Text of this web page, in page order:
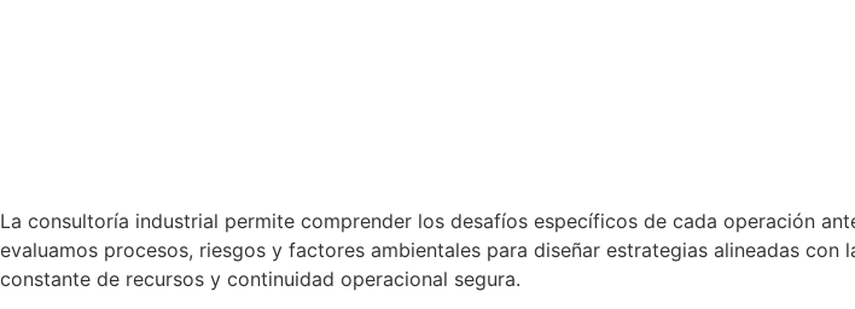
La consultoría industrial permite comprender los desafíos específicos de cada operación
evaluamos procesos, riesgos y factores ambientales para diseñar estrategias alineadas
constante de recursos y continuidad operacional segura.